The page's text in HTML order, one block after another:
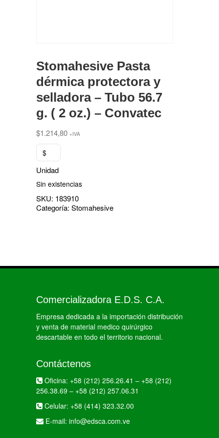
Stomahesive Pasta
dérmica protectora y
selladora – Tubo 56.7
g. ( 2 oz.) – Convatec
$1.214,80 +IVA
$
Unidad
Sin existencias
SKU: 183910
Categoría: Stomahesive
Comercializadora E.D.S. C.A.
Empresa dedicada a la importación distribución
y venta de material medico quirúrgico
descartable en todo el territorio nacional.
Contáctenos
Oficina: +58 (212) 256.26.41 – +58 (212)
256.38.69 – +58 (212) 257.06.31
Celular: +58 (414) 323.32.00
E-mail: info@edsca.com.ve